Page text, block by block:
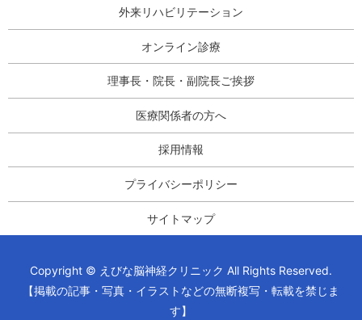
外来リハビリテーション
オンライン診療
理事長・院長・副院長ご挨拶
医療関係者の方へ
採用情報
プライバシーポリシー
サイトマップ
Copyright © えびな脳神経クリニック All Rights Reserved.
【掲載の記事・写真・イラストなどの無断複写・転載を禁じま
す】